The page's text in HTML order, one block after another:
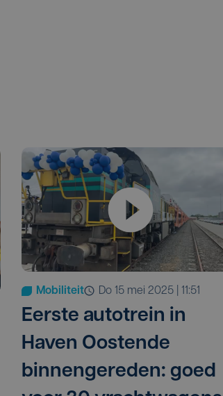
Mobiliteit do 15 mei 2025 | 11:51
Eerste autotrein in
Haven Oostende
binnengereden: goed